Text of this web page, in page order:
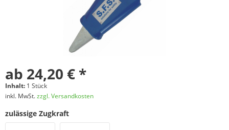
ab 24,20 € *
Inhalt: 1 Stück
inkl. MwSt.zzgl. Versandkosten
zulässige Zugkraft